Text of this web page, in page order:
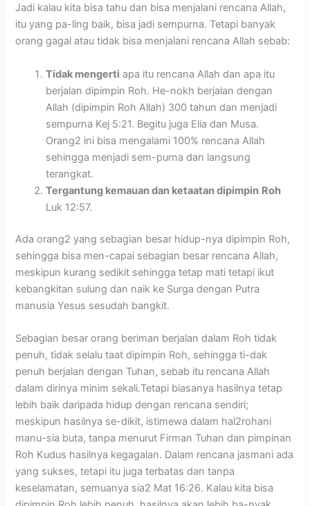
Jadi kalau kita bisa tahu dan bisa menjalani rencana Allah,
itu yang pa-ling baik, bisa jadi sempurna. Tetapi banyak
orang gagal atau tidak bisa menjalani rencana Allah sebab:
Tidak mengerti apa itu rencana Allah dan apa itu
berjalan dipimpin Roh. He-nokh berjalan dengan
Allah (dipimpin Roh Allah) 300 tahun dan menjadi
sempurna Kej 5:21. Begitu juga Elia dan Musa.
Orang2 ini bisa mengalami 100% rencana Allah
sehingga menjadi sem-purna dan langsung
terangkat.
Tergantung kemauan dan ketaatan dipimpin Roh
Luk 12:57.
Ada orang2 yang sebagian besar hidup-nya dipimpin Roh,
sehingga bisa men-capai sebagian besar rencana Allah,
meskipun kurang sedikit sehingga tetap mati tetapi ikut
kebangkitan sulung dan naik ke Surga dengan Putra
manusia Yesus sesudah bangkit.
Sebagian besar orang beriman berjalan dalam Roh tidak
penuh, tidak selalu taat dipimpin Roh, sehingga ti-dak
penuh berjalan dengan Tuhan, sebab itu rencana Allah
dalam dirinya minim sekali.Tetapi biasanya hasilnya tetap
lebih baik daripada hidup dengan rencana sendiri;
meskipun hasilnya se-dikit, istimewa dalam hal2rohani
manu-sia buta, tanpa menurut Firman Tuhan dan pimpinan
Roh Kudus hasilnya kegagalan. Dalam rencana jasmani ada
yang sukses, tetapi itu juga terbatas dan tanpa
keselamatan, semuanya sia2 Mat 16:26. Kalau kita bisa